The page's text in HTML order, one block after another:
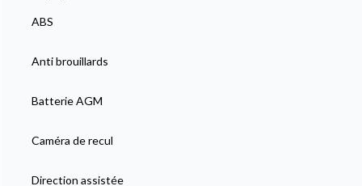
ABS
Anti brouillards
Batterie AGM
Caméra de recul
Direction assistée